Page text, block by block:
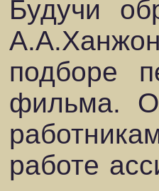
Будучи
подборе
фильма.
работе